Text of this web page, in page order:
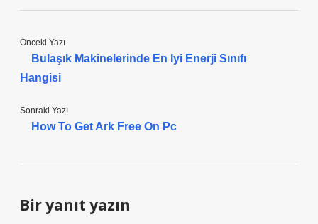
Önceki Yazı
Bulaşık Makinelerinde En Iyi Enerji Sınıfı
Hangisi
Sonraki Yazı
How To Get Ark Free On Pc
Bir yanıt yazın